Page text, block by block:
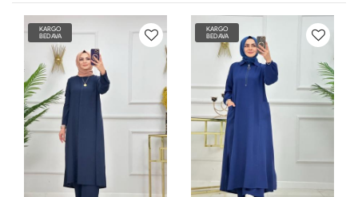
KARGO
BEDAVA
KARGO
BEDAVA